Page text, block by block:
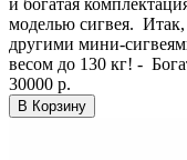
моделью сигвея. Итак,
другими мини-
весом до 130 кг! -
30000 р.
В Корзину